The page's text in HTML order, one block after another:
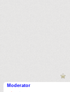
Moderator